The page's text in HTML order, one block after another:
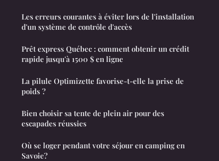
Les erreurs courantes à éviter lors de l'installation
d'un système de contrôle d'accès
Prêt express Québec : comment obtenir un crédit
rapide jusqu'à 1500 $ en ligne
La pilule Optimizette favorise-t-elle la prise de
poids ?
Bien choisir sa tente de plein air pour des
escapades réussies
Où se loger pendant votre séjour en camping en
Savoie?